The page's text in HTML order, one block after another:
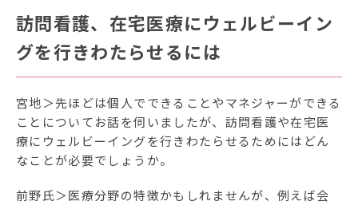
訪問看護、在宅医療にウェルビーイン
グを行きわたらせるには
宮地＞先ほどは個人でできることやマネジャーができる
ことについてお話を伺いましたが、訪問看護や在宅医
療にウェルビーイングを行きわたらせるためにはどん
なことが必要でしょうか。
前野氏＞医療分野の特徴かもしれませんが、例えば会